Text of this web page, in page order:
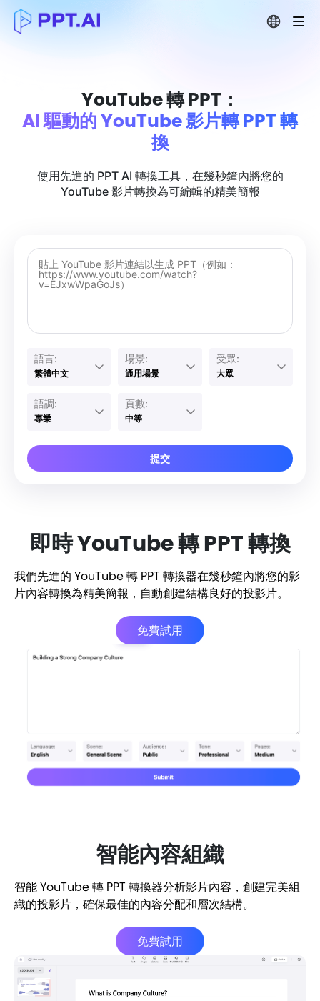
YouTube 轉 PPT：
AI 驅動的 YouTube 影片轉 PPT 轉
換
使用先進的 PPT AI 轉換工具，在幾秒鐘內將您的
YouTube 影片轉換為可編輯的精美簡報
語言:
繁體中文
場景:
通用場景
受眾:
大眾
語調:
專業
頁數:
中等
提交
即時 YouTube 轉 PPT 轉換
我們先進的 YouTube 轉 PPT 轉換器在幾秒鐘內將您的影
片內容轉換為精美簡報，自動創建結構良好的投影片。
免費試用
智能內容組織
智能 YouTube 轉 PPT 轉換器分析影片內容，創建完美組
織的投影片，確保最佳的內容分配和層次結構。
免費試用